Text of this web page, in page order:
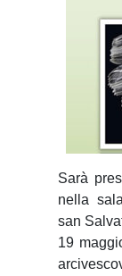
Sarà
nella
san
19